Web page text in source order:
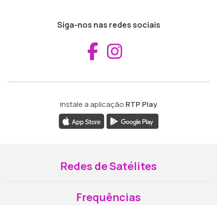
Siga-nos nas redes sociais
Aceder ao
Instale a aplicação RTP Play
Redes de Satélites
Frequências